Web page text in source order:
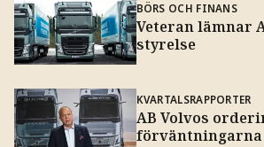
BÖRS OCH FINANS
Veteran lämnar
styrelse
KVARTALSRAPPORTER
AB Volvos
förväntningarna